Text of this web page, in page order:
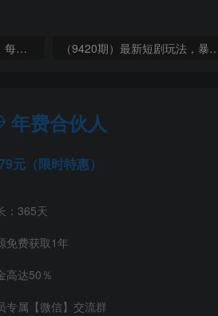
拼多多虚拟爆单打法2.0，每天10分钟，月产5000+，从0到1赚收益教程 （9420期）最新短剧玩法，暴力变现日入1000+私域零成本操作，全程干货（附1400G短剧）
年费合伙人
元（限时特惠）
：365天
免费获取1年
高达50％
专属【微信】交流群